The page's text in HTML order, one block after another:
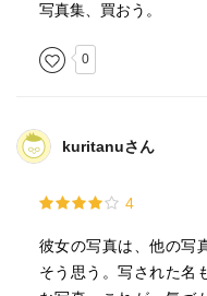
写真集、買おう。
0
kuritanuさん
4
彼女の写真は、他の写
そう思う。写された名